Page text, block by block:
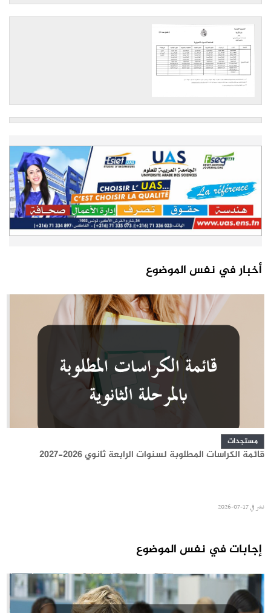
أخبار في نفس الموضوع
مستجدات
قائمة الكراسات المطلوبة لسنوات الرابعة ثانوي 2026-2027
نشر في17-07-2026
إجابات في نفس الموضوع